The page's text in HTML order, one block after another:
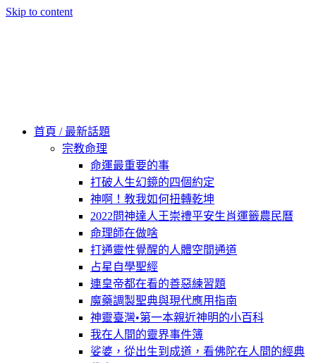
Skip to content
首頁 / 最新話題
宗教命理
命運最重要的事
打破人生幻鏡的四個約定
神啊！教我如何扭轉乾坤
2022問神達人王崇禮平安生肖運籤農民曆
命理師在做啥
打通靈性覺醒的人體空間通道
占星自學聖經
連皇帝都在看的善惡練習題
魔藥調製聖典與現代應用指南
神靈臺灣•第一本親近神明的小百科
我在人間的靈界事件簿
娑婆，從出生到成道，看佛陀在人間的經典